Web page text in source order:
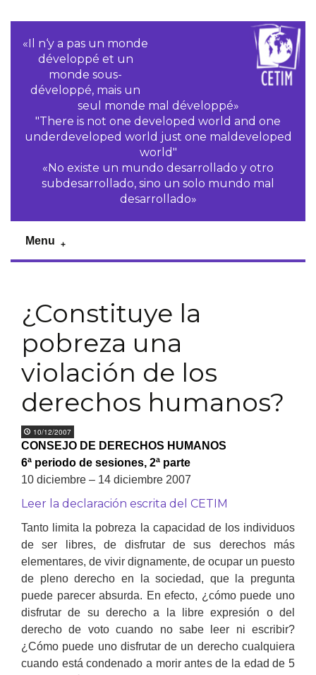
«Il n‘y a pas un monde
développé et un
monde sous-
développé, mais un
seul monde mal développé»
"There is not one developed world and one
underdeveloped world just one maldeveloped
world"
«No existe un mundo desarrollado y otro
subdesarrollado, sino un solo mundo mal
desarrollado»
Menu
¿Constituye la
pobreza una
violación de los
derechos humanos?
10/12/2007
CONSEJO DE DERECHOS HUMANOS
6ª periodo de sesiones, 2ª parte
10 diciembre – 14 diciembre 2007
Leer la declaración escrita del CETIM
Tanto limita la pobreza la capacidad de los individuos
de ser libres, de disfrutar de sus derechos más
elementares, de vivir dignamente, de ocupar un puesto
de pleno derecho en la sociedad, que la pregunta
puede parecer absurda. En efecto, ¿cómo puede uno
disfrutar de su derecho a la libre expresión o del
derecho de voto cuando no sabe leer ni escribir?
¿Cómo puede uno disfrutar de un derecho cualquiera
cuando está condenado a morir antes de la edad de 5